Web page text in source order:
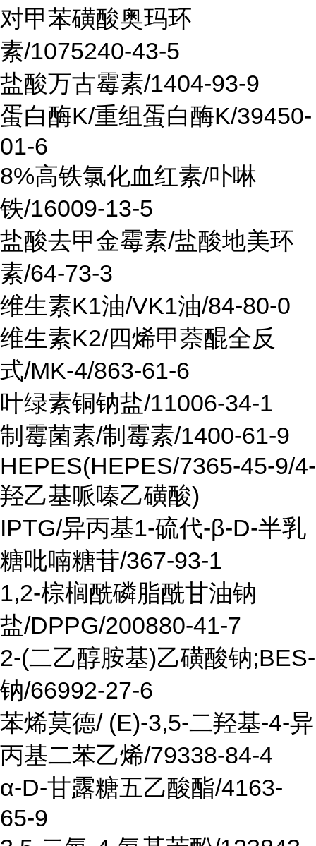
对甲苯磺酸奥玛环
素/1075240-43-5
盐酸万古霉素/1404-93-9
蛋白酶K/重组蛋白酶K/39450-
01-6
8%高铁氯化血红素/卟啉
铁/16009-13-5
盐酸去甲金霉素/盐酸地美环
素/64-73-3
维生素K1油/VK1油/84-80-0
维生素K2/四烯甲萘醌全反
式/MK-4/863-61-6
叶绿素铜钠盐/11006-34-1
制霉菌素/制霉素/1400-61-9
HEPES(HEPES/7365-45-9/4-
羟乙基哌嗪乙磺酸)
IPTG/异丙基1-硫代-β-D-半乳
糖吡喃糖苷/367-93-1
1,2-棕榈酰磷脂酰甘油钠
盐/DPPG/200880-41-7
2-(二乙醇胺基)乙磺酸钠;BES-
钠/66992-27-6
苯烯莫德/ (E)-3,5-二羟基-4-异
丙基二苯乙烯/79338-84-4
α-D-甘露糖五乙酸酯/4163-
65-9